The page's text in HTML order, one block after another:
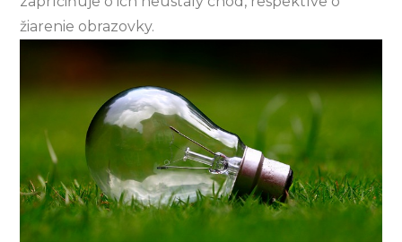
žiarenie obrazovky.